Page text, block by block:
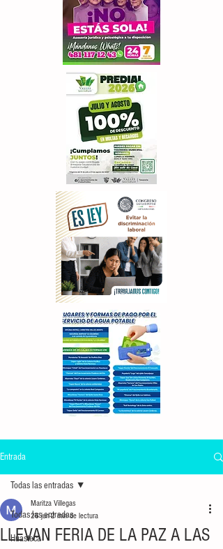
Entrada
Todas las entradas
Huasteca
Todas las entradas
LLEVAN FERIA DE LA PAZ A LAS
Maritza Villegas
26 jun2 min de lectura